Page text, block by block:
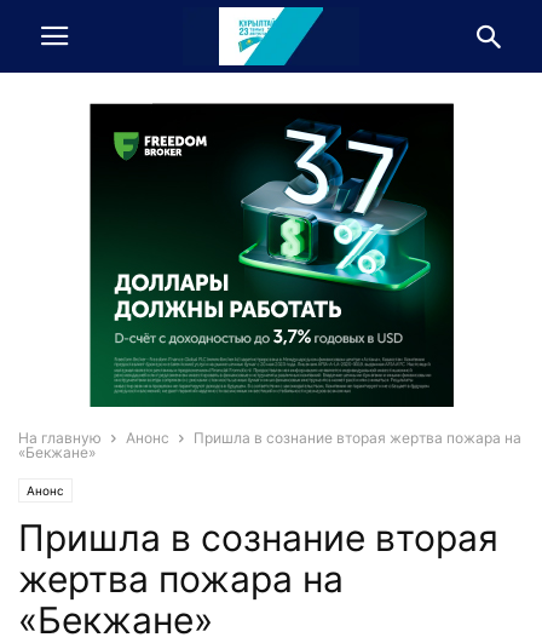
На главную Анонс
Пришла в сознание вторая жертва пожара на
«Бекжане»
Анонс
Пришла в сознание вторая
жертва пожара на
«Бекжане»